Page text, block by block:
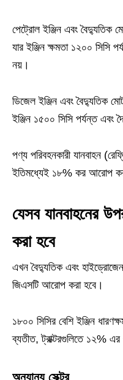
পেট্রোল ইঞ্জিন এবং বৈদ্যুতিক
যার ইঞ্জিন ক্ষমতা ১২০০ সিসি
নয়।
ডিজেল ইঞ্জিন এবং বৈদ্যুতিক
ইঞ্জিন ১৫০০ সিসি পর্যন্ত এবং
পণ্য পরিবহনকারী যানবাহন
ইতিমধ্যেই ১৮% কর আরোপ
যেসব যানবাহনের
করা হবে
এখন বৈদ্যুতিক এবং
জিএসটি আরোপ করা হবে।
১৮০০ সিসির বেশি ইঞ্জিন
ব্যতীত, ট্রাক্টরগুলিতে ১২%
অন্যান্য সেক্টর